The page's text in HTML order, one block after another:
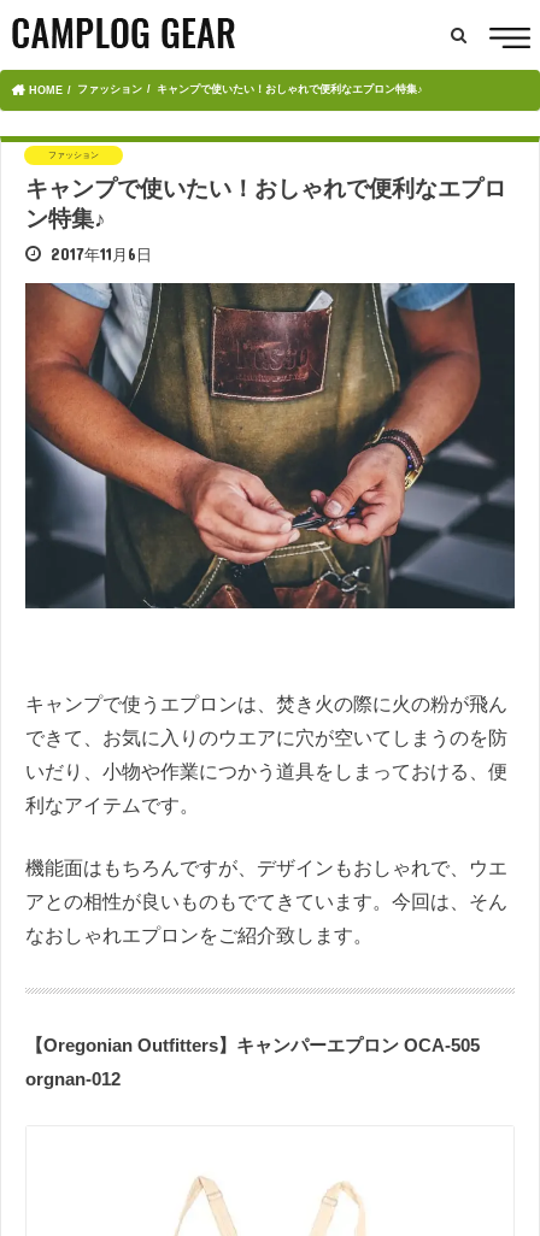
HOME ファッション キャンプで使いたい！おしゃれで便利なエプロン特集♪
ファッション
キャンプで使いたい！おしゃれで便利なエプロ
ン特集♪
2017年11月6日
キャンプで使うエプロンは、焚き火の際に火の粉が飛ん
できて、お気に入りのウエアに穴が空いてしまうのを防
いだり、小物や作業につかう道具をしまっておける、便
利なアイテムです。
機能面はもちろんですが、デザインもおしゃれで、ウエ
アとの相性が良いものもでてきています。今回は、そん
なおしゃれエプロンをご紹介致します。
【Oregonian Outfitters】キャンパーエプロン OCA-505
orgnan-012